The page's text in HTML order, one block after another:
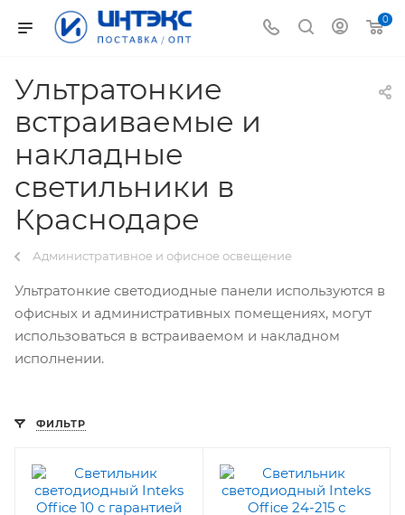
0
Ультратонкие
встраиваемые и
накладные
светильники в
Краснодаре
Административное и офисное освещение
Ультратонкие светодиодные панели используются в
офисных и административных помещениях, могут
использоваться в встраиваемом и накладном
исполнении.
ФИЛЬТР